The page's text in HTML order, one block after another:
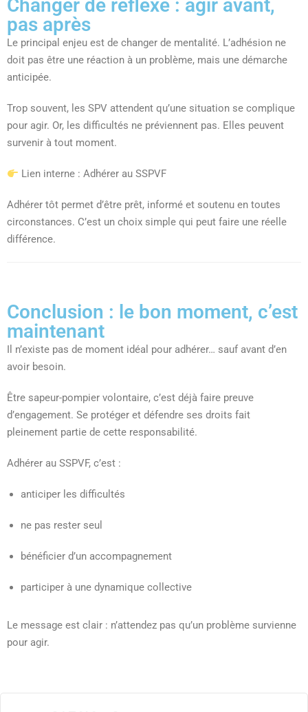
Changer de réflexe : agir avant,
pas après
Le principal enjeu est de changer de mentalité. L’adhésion ne
doit pas être une réaction à un problème, mais une démarche
anticipée.
Trop souvent, les SPV attendent qu’une situation se complique
pour agir. Or, les difficultés ne préviennent pas. Elles peuvent
survenir à tout moment.
Lien interne : Adhérer au SSPVF
Adhérer tôt permet d’être prêt, informé et soutenu en toutes
circonstances. C’est un choix simple qui peut faire une réelle
différence.
Conclusion : le bon moment, c’est
maintenant
Il n’existe pas de moment idéal pour adhérer… sauf avant d’en
avoir besoin.
Être sapeur-pompier volontaire, c’est déjà faire preuve
d’engagement. Se protéger et défendre ses droits fait
pleinement partie de cette responsabilité.
Adhérer au SSPVF, c’est :
anticiper les difficultés
ne pas rester seul
bénéficier d’un accompagnement
participer à une dynamique collective
Le message est clair : n’attendez pas qu’un problème survienne
pour agir.